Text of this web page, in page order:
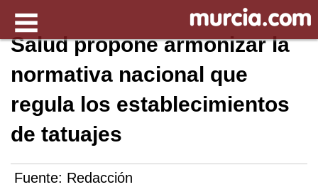
Salud propone armonizar la
normativa nacional que
regula los establecimientos
de tatuajes
Fuente: Redacción